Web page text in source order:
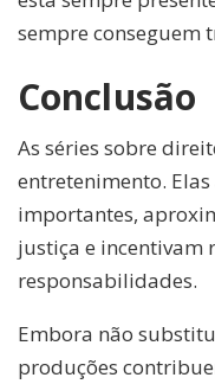
sempre conseguem
Conclusão
As séries sobre
entretenimento.
importantes,
justiça e incentivam
responsabilidades.
Embora não
produções